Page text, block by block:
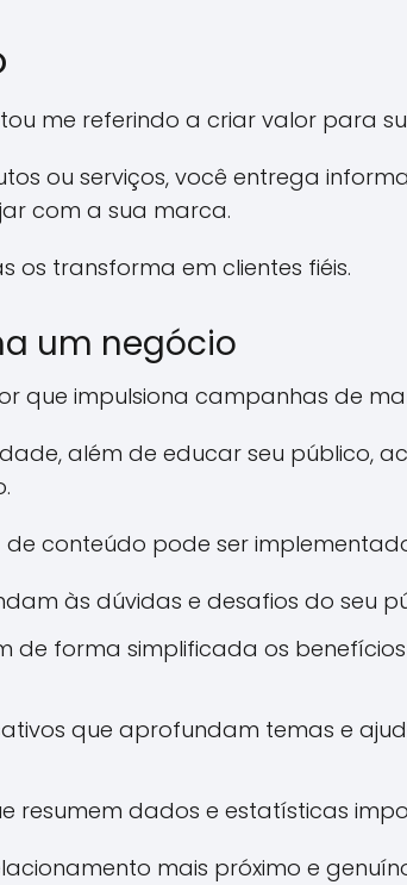
me referindo a criar valor para
ou serviços, você entrega
com a sua marca.
os transforma em clientes fiéis.
um negócio
que impulsiona campanhas de
além de educar seu público,
conteúdo pode ser
às dúvidas e desafios do seu
de forma simplificada os
que aprofundam temas e
resumem dados e estatísticas
mais próximo e